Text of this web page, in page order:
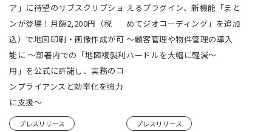
ア」に待望のサブスクリプショ
ンが登場！月額2,200円（税
込）で地図印刷・画像作成が可
能に ～部署内での「地図複製利
用」を公式に許諾し、実務のコ
ンプライアンスと効率化を強力
に支援～
プレスリリース
えるプラグイン、新機能「まと
めてジオコーディング」を追加
～顧客管理や物件管理の導入
ハードルを大幅に軽減～
プレスリリース